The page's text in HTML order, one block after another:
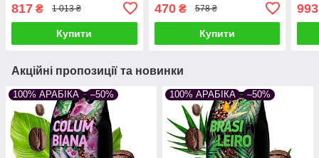
817 ₴ 1 013 ₴
Купити
470₴ 578 ₴
Купити
993
Акційні пропозиції та новинки
100% АРАБІКА –50% 100% АРАБІКА –50%